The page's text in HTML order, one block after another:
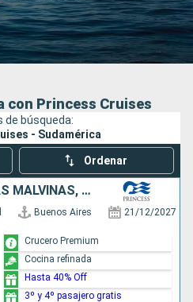
Compañías
con Princess Cruises
de búsqueda:
- Sudamérica
Ordenar
ARGENTINA, CHILE, ISLAS MALVINAS, URUGUAY
Buenos Aires 21/12/2027
Crucero Premium
Cocina refinada
Hasta 40% Off
3º y 4º pasajero gratis